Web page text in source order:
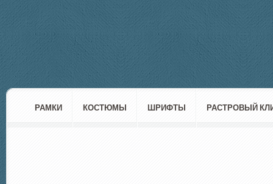
РАМКИ КОСТЮМЫ ШРИФТЫ РАСТРОВЫЙ